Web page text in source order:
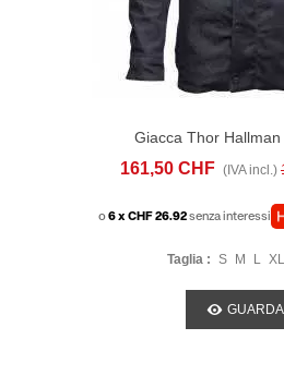
Giacca Thor Hallman
161,50 CHF (IVA incl.)
o6 x CHF 26.92senza interessi
Taglia : S M L XL
GUARDA